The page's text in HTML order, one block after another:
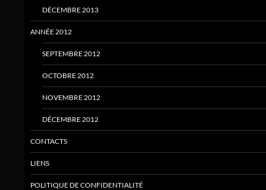
DÉCEMBRE 2013
ANNÉE 2012
SEPTEMBRE 2012
OCTOBRE 2012
NOVEMBRE 2012
DÉCEMBRE 2012
CONTACTS
LIENS
POLITIQUE DE CONFIDENTIALITÉ